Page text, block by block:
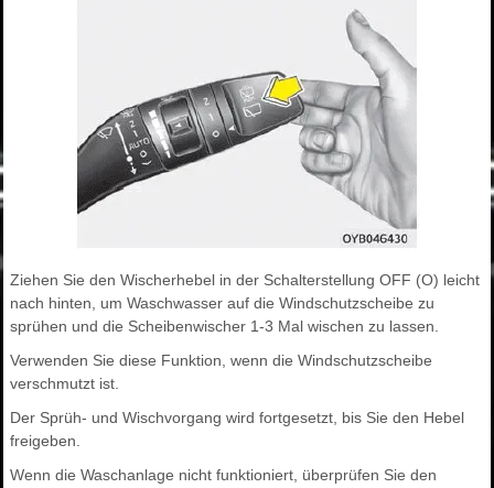
Ziehen Sie den Wischerhebel in der Schalterstellung OFF (O) leicht
nach hinten, um Waschwasser auf die Windschutzscheibe zu
sprühen und die Scheibenwischer 1-3 Mal wischen zu lassen.
Verwenden Sie diese Funktion, wenn die Windschutzscheibe
verschmutzt ist.
Der Sprüh- und Wischvorgang wird fortgesetzt, bis Sie den Hebel
freigeben.
Wenn die Waschanlage nicht funktioniert, überprüfen Sie den